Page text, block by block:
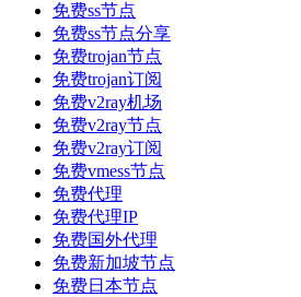
免费ss节点
免费ss节点分享
免费trojan节点
免费trojan订阅
免费v2ray机场
免费v2ray节点
免费v2ray订阅
免费vmess节点
免费代理
免费代理IP
免费国外代理
免费新加坡节点
免费日本节点